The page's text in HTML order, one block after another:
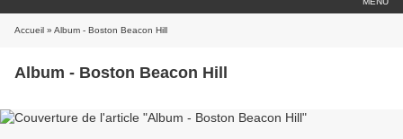
Accueil » Album - Boston Beacon Hill
Album - Boston Beacon Hill